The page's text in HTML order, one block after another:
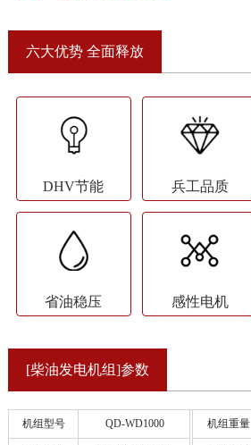
六大优势 全面释放
DHV节能 兵工品质
省油稳压 感性电机
[柴油发电机组]参数
机组型号 QD-WD1000 机组重量